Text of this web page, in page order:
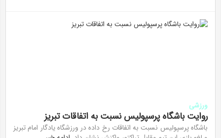
ورزشی
روایت باشگاه پرسپولیس نسبت به اتفاقات تبریز
باشگاه پرسپولیس نسبت به اتفاقات رخ داده در ورزشگاه یادگار امام تبریز